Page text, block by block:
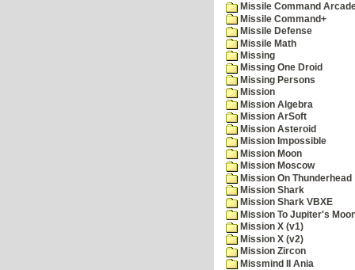
Missile Command
Missile Command+
Missile Defense
Missile Math
Missing
Missing One Droid
Missing Persons
Mission
Mission Algebra
Mission ArSoft
Mission Asteroid
Mission Impossible
Mission Moon
Mission Moscow
Mission On Thunderhead
Mission Shark
Mission Shark VBXE
Mission To Jupiter's
Mission X (v1)
Mission X (v2)
Mission Zircon
Missmind II Ania